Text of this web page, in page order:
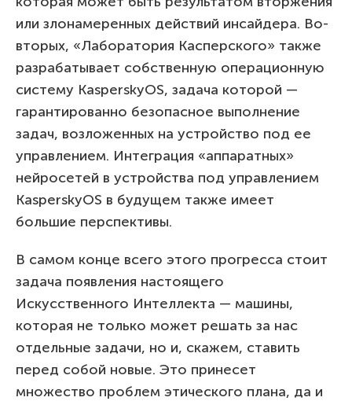
или злонамеренных действий инсайдера. Во-
вторых, «Лаборатория Касперского» также
разрабатывает собственную операционную
систему KasperskyOS, задача которой —
гарантированно безопасное выполнение
задач, возложенных на устройство под ее
управлением. Интеграция «аппаратных»
нейросетей в устройства под управлением
KasperskyOS в будущем также имеет
большие перспективы.
В самом конце всего этого прогресса стоит
задача появления настоящего
Искусственного Интеллекта — машины,
которая не только может решать за нас
отдельные задачи, но и, скажем, ставить
перед собой новые. Это принесет
множество проблем этического плана, да и